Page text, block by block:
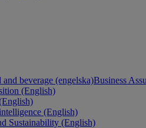
and beverage (engelska)Business
(English)
(English)
Sustainability (English)